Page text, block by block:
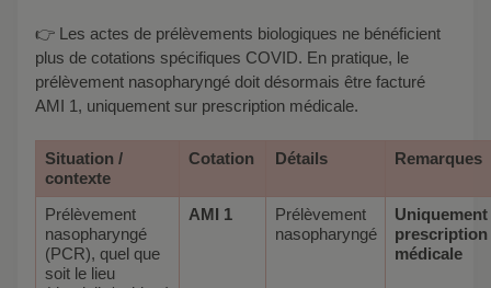
👉 Les actes de prélèvements biologiques ne bénéficient
plus de cotations spécifiques COVID. En pratique, le
prélèvement nasopharyngé doit désormais être facturé
AMI 1, uniquement sur prescription médicale.
Situation /
contexte
Cotation Détails Remarques
Prélèvement
nasopharyngé
(PCR), quel que
soit le lieu
AMI 1
Prélèvement
nasopharyngé
prescription
médicale